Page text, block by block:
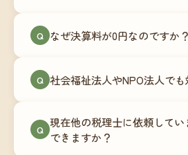
い地域の事業者さまにご利
180,000円〜）をご用意して
談にも対応しています。
Q なぜ決算料が0円なのですか？
次で進めています。そのた
リプション型の料金体系を実
コストが事前にわかるので、
Q 社会福祉法人やNPO法人で
は営利法人とは会計基準や監
め、別途お見積りとなります
Q 現在他の税理士に依頼してい
できますか？